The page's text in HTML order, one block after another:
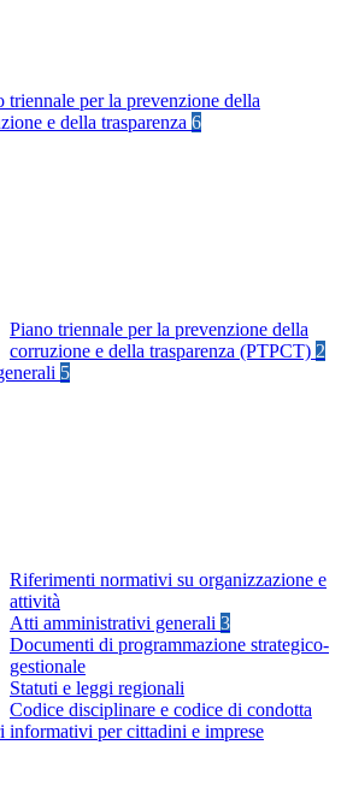
triennale per la prevenzione della
e della trasparenza 6
Piano triennale per la prevenzione della
corruzione e della trasparenza (PTPCT) 2
5
Riferimenti normativi su organizzazione e
attività
Atti amministrativi generali 3
Documenti di programmazione strategico-
gestionale
Statuti e leggi regionali
Codice disciplinare e codice di condotta
informativi per cittadini e imprese